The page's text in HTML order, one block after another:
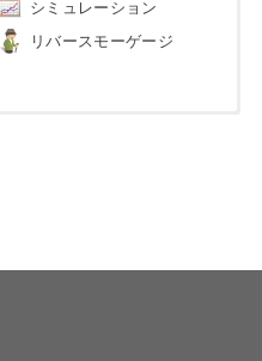
シミュレーション
リバースモーゲージ